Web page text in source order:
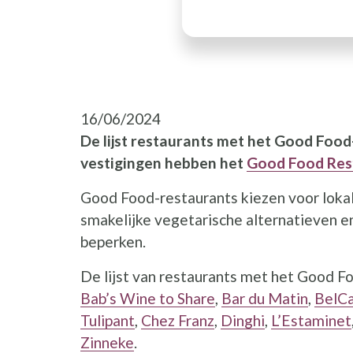
16/06/2024
De lijst restaurants met het Good
vestigingen hebben het Good Food
Good Food-restaurants kiezen voor
smakelijke vegetarische alternatieven
beperken.
De lijst van restaurants met het Good
Bab’s Wine to Share, Bar du Matin,
Tulipant, Chez Franz, Dinghi, L’Estaminet,
Zinneke.